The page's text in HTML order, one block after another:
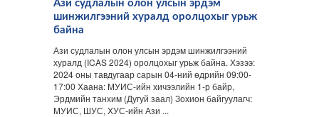
Ази судлалын олон улсын эрдэм
шинжилгээний хуралд оролцохыг урьж
байна
Ази судлалын олон улсын эрдэм шинжилгээний
хуралд (ICAS 2024) оролцохыг урьж байна. Хэзээ:
2024 оны тавдугаар сарын 04-ний өдрийн 09:00-
17:00 Хаана: МУИС-ийн хичээлийн 1-р байр,
Эрдмийн танхим (Дугуй заал) Зохион байгуулагч:
МУИС, ШУС, ХУС-ийн Ази ...